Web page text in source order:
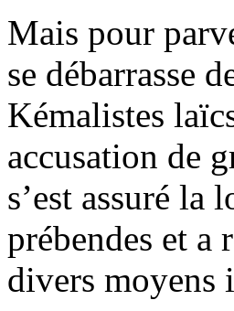
Mais pour
se débarrasse
Kémalistes
accusation de
s’est assuré la
prébendes et a
divers moyens